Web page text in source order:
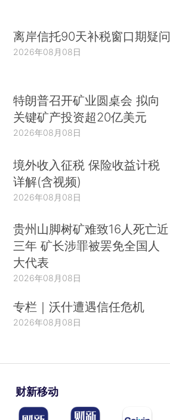
离岸信托90天补税窗口期疑问
2026年08月08日
特朗普召开矿业圆桌会 拟向
关键矿产投资超20亿美元
2026年08月08日
境外收入征税 保险收益计税
详解(含视频)
2026年08月08日
贵州山脚树矿难致16人死亡近
三年 矿长涉罪被罢免全国人
大代表
2026年08月08日
专栏｜沃什遭遇信任危机
2026年08月08日
财新移动